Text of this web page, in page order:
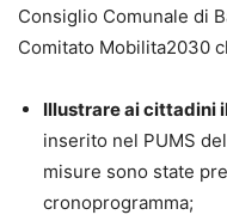
Consiglio Comunale di
Comitato Mobilita2030
Illustrare ai cittadini
inserito nel PUMS
misure sono state
cronoprogramma;